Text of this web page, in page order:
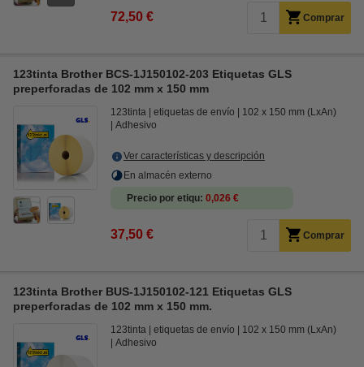
72,50 € Comprar
123tinta Brother BCS-1J150102-203 Etiquetas GLS
preperforadas de 102 mm x 150 mm
123tinta etiquetas de envío
102 x 150 mm (LxAn)
Adhesivo
Ver características y descripción
En almacén externo
Precio por etiqu 0,026 €
37,50 € Comprar
123tinta Brother BUS-1J150102-121 Etiquetas GLS
preperforadas de 102 mm x 150 mm.
123tinta etiquetas de envío
102 x 150 mm (LxAn)
Adhesivo